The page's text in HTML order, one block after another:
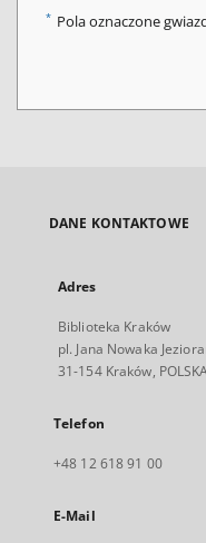
* Pola oznaczone
DANE KONTAKTOWE
Adres
Biblioteka Kraków
pl. Jana Nowaka
31-154 Kraków,
Telefon
+48 12 618 91 00
E-Mail